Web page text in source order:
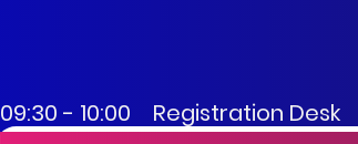
09:30 - 10:00 Registration Desk